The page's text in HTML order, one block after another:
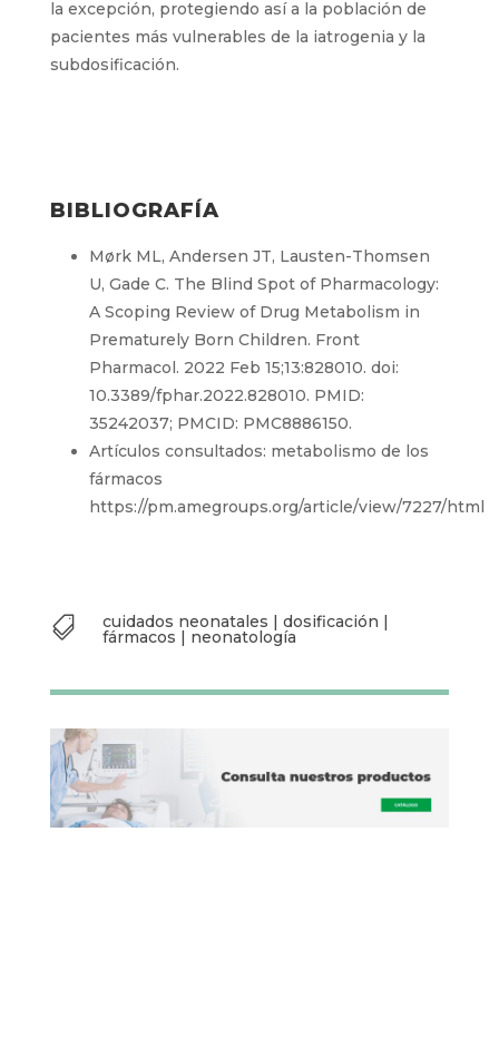
la excepción, protegiendo así a la población de
pacientes más vulnerables de la iatrogenia y la
subdosificación.
BIBLIOGRAFÍA
Mørk ML, Andersen JT, Lausten-Thomsen
U, Gade C. The Blind Spot of Pharmacology:
A Scoping Review of Drug Metabolism in
Prematurely Born Children. Front
Pharmacol. 2022 Feb 15;13:828010. doi:
10.3389/fphar.2022.828010. PMID:
35242037; PMCID: PMC8886150.
Artículos consultados: metabolismo de los
fármacos
https://pm.amegroups.org/article/view/7227/html
 cuidados neonatales | dosificación |
fármacos | neonatología